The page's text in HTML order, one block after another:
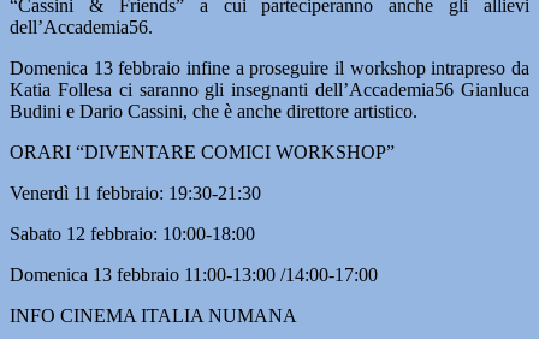
“Cassini & Friends” a cui parteciperanno anche gli allievi
dell’Accademia56.
Domenica 13 febbraio infine a proseguire il workshop intrapreso da
Katia Follesa ci saranno gli insegnanti dell’Accademia56 Gianluca
Budini e Dario Cassini, che è anche direttore artistico.
ORARI “DIVENTARE COMICI WORKSHOP”
Venerdì 11 febbraio: 19:30-21:30
Sabato 12 febbraio: 10:00-18:00
Domenica 13 febbraio 11:00-13:00 /14:00-17:00
INFO CINEMA ITALIA NUMANA